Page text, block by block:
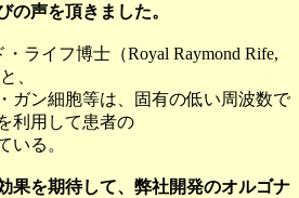
の声を頂きました。
ライフ博士（Royal Raymond Rife,
、
ガン細胞等は、固有の低い周波数で
利用して患者の
いる。
果を期待して、弊社開発のオルゴナ